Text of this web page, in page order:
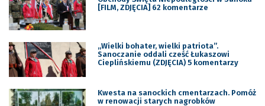
[FILM, ZDJĘCIA] 62 komentarze
,,Wielki bohater, wielki patriota”.
Sanoczanie oddali cześć Łukaszowi
Cieplińskiemu (ZDJĘCIA) 5 komentarzy
Kwesta na sanockich cmentarzach. Pomóż
w renowacji starych nagrobków